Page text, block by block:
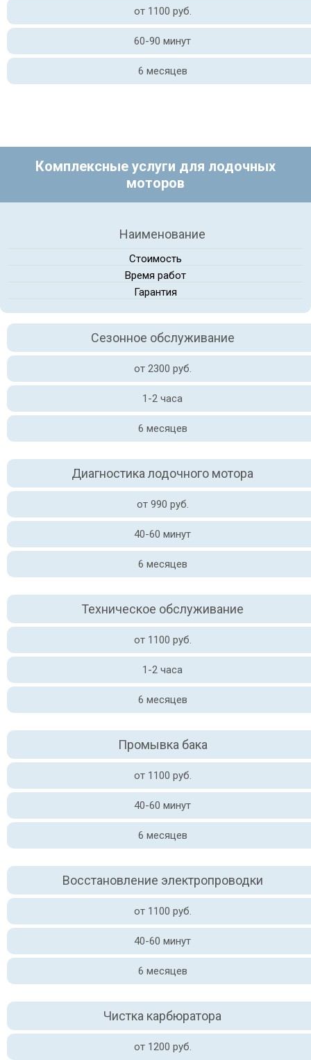
от 1100 руб.
60-90 минут
6 месяцев
Комплексные услуги для лодочных
моторов
Наименование
Стоимость
Время работ
Гарантия
Сезонное обслуживание
от 2300 руб.
1-2 часа
6 месяцев
Диагностика лодочного мотора
от 990 руб.
40-60 минут
6 месяцев
Техническое обслуживание
от 1100 руб.
1-2 часа
6 месяцев
Промывка бака
от 1100 руб.
40-60 минут
6 месяцев
Восстановление электропроводки
от 1100 руб.
40-60 минут
6 месяцев
Чистка карбюратора
от 1200 руб.